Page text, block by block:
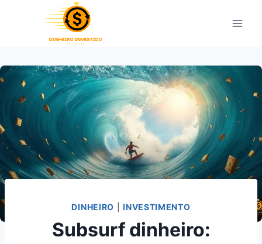
DINHEIRO |INVESTIMENTO
Subsurf dinheiro: